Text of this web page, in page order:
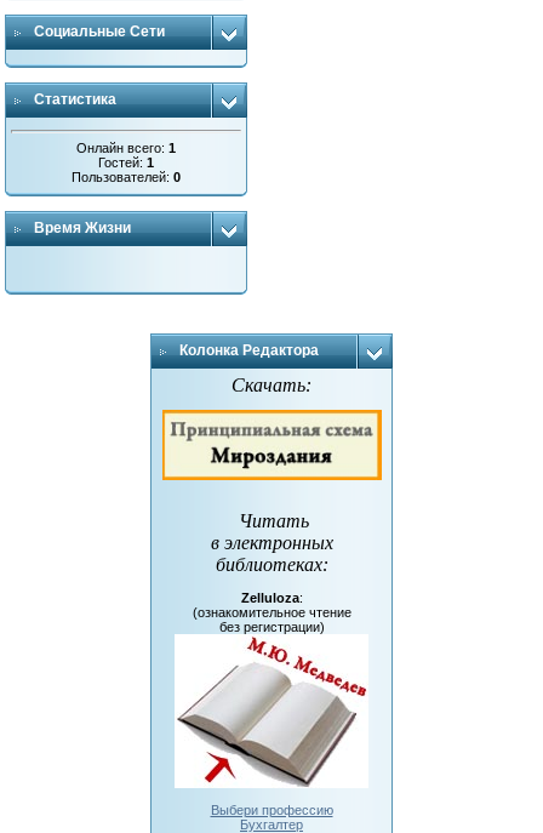
Социальные Сети
Статистика
Онлайн всего:1
Гостей:1
Пользователей:0
Время Жизни
Колонка Редактора
Скачать:
Читать
в электронных
библиотеках:
Zelluloza:
(ознакомительное чтение
без регистрации)
Выбери профессию
Бухгалтер